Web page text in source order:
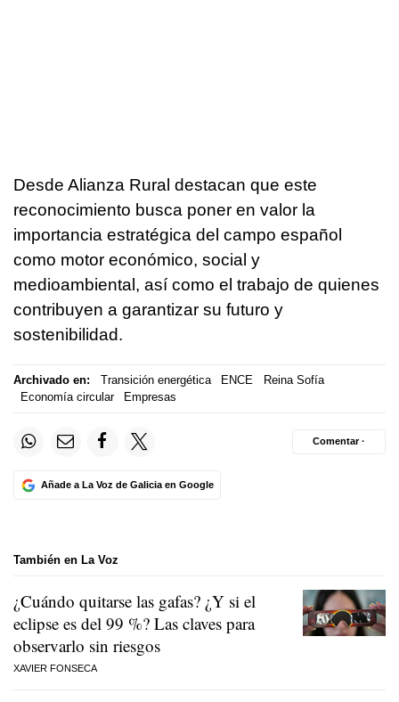
Desde Alianza Rural destacan que este
reconocimiento busca poner en valor la
importancia estratégica del campo español
como motor económico, social y
medioambiental, así como el trabajo de quienes
contribuyen a garantizar su futuro y
sostenibilidad.
Archivado en: Transición energética ENCE
Reina Sofía
Economía circular
Empresas
Añade a La Voz de Galicia en Google
Comentar ·
También en La Voz
¿Cuándo quitarse las gafas? ¿Y si el
eclipse es del 99 %? Las claves para
observarlo sin riesgos
XAVIER FONSECA